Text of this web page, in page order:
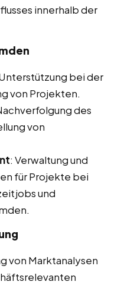
innerhalb der
bei der
von Projekten.
des
von
: Verwaltung und
für Projekte bei
und
von Marktanalysen